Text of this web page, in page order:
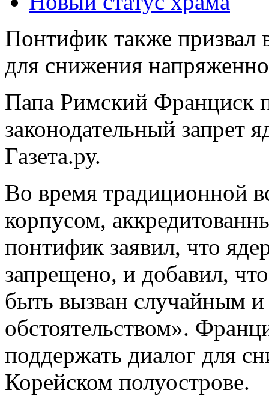
Понтифик также призвал
для снижения
Папа Римский Франциск
законодательный запрет
Газета.ру.
Во время традиционной
корпусом,
понтифик заявил, что
запрещено, и добавил,
быть вызван случайным
обстоятельством».
поддержать диалог для
Корейском полуострове.